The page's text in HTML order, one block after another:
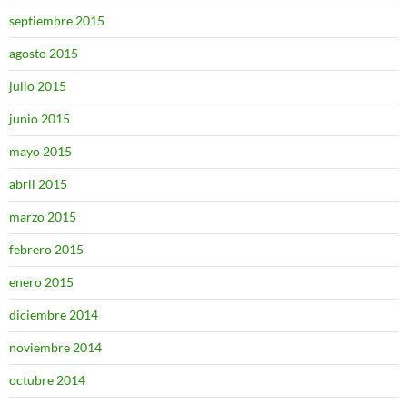
septiembre 2015
agosto 2015
julio 2015
junio 2015
mayo 2015
abril 2015
marzo 2015
febrero 2015
enero 2015
diciembre 2014
noviembre 2014
octubre 2014